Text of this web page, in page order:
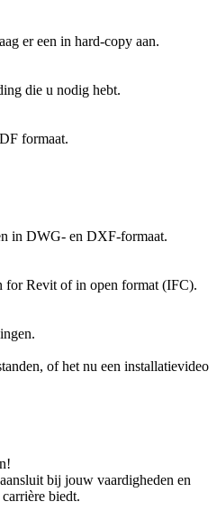
er een in hard-copy aan.
die u nodig hebt.
formaat.
in DWG- en DXF-formaat.
for Revit of in open format (IFC).
of het nu een installatievideo
bij jouw vaardigheden en
biedt.